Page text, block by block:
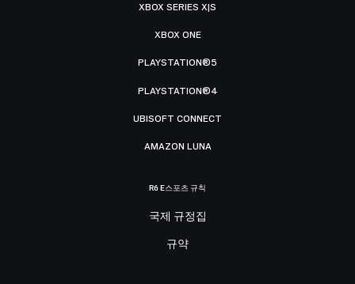
XBOX SERIES X|S
XBOX ONE
PLAYSTATION®5
PLAYSTATION®4
UBISOFT CONNECT
AMAZON LUNA
R6 E스포츠 규칙
국제 규정집
규약